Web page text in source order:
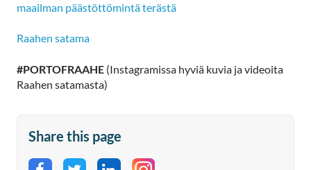
maailman päästöttömintä terästä
Raahen satama
#PORTOFRAAHE (Instagramissa hyviä kuvia ja videoita
Raahen satamasta)
Share this page